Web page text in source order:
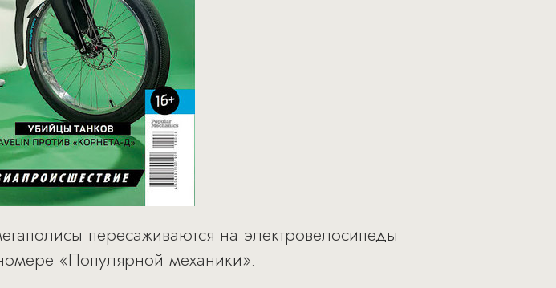
пересаживаются на электровелосипеды
«Популярной механики».